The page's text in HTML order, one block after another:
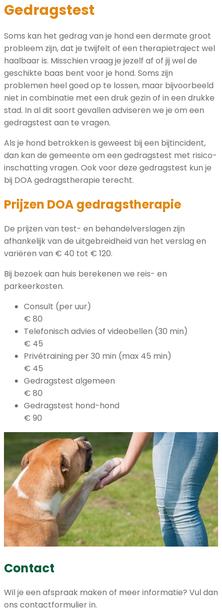
Gedragstest
Soms kan het gedrag van je hond een dermate groot
probleem zijn, dat je twijfelt of een therapietraject wel
haalbaar is. Misschien vraag je jezelf af of jij wel de
geschikte baas bent voor je hond. Soms zijn
problemen heel goed op te lossen, maar bijvoorbeeld
niet in combinatie met een druk gezin of in een drukke
stad. In al dit soort gevallen adviseren we je om een
gedragstest aan te vragen.
Als je hond betrokken is geweest bij een bijtincident,
dan kan de gemeente om een gedragstest met risico-
inschatting vragen. Ook voor deze gedragstest kun je
bij DOA gedragstherapie terecht.
Prijzen DOA gedragstherapie
De prijzen van test- en behandelverslagen zijn
afhankelijk van de uitgebreidheid van het verslag en
variëren van € 40 tot € 120.
Bij bezoek aan huis berekenen we reis- en
parkeerkosten.
Consult (per uur)
€ 80
Telefonisch advies of videobellen (30 min)
€ 45
Privétraining per 30 min (max 45 min)
€ 45
Gedragstest algemeen
€ 80
Gedragstest hond-hond
€ 90
Contact
Wil je een afspraak maken of meer informatie? Vul dan
ons contactformulier in.